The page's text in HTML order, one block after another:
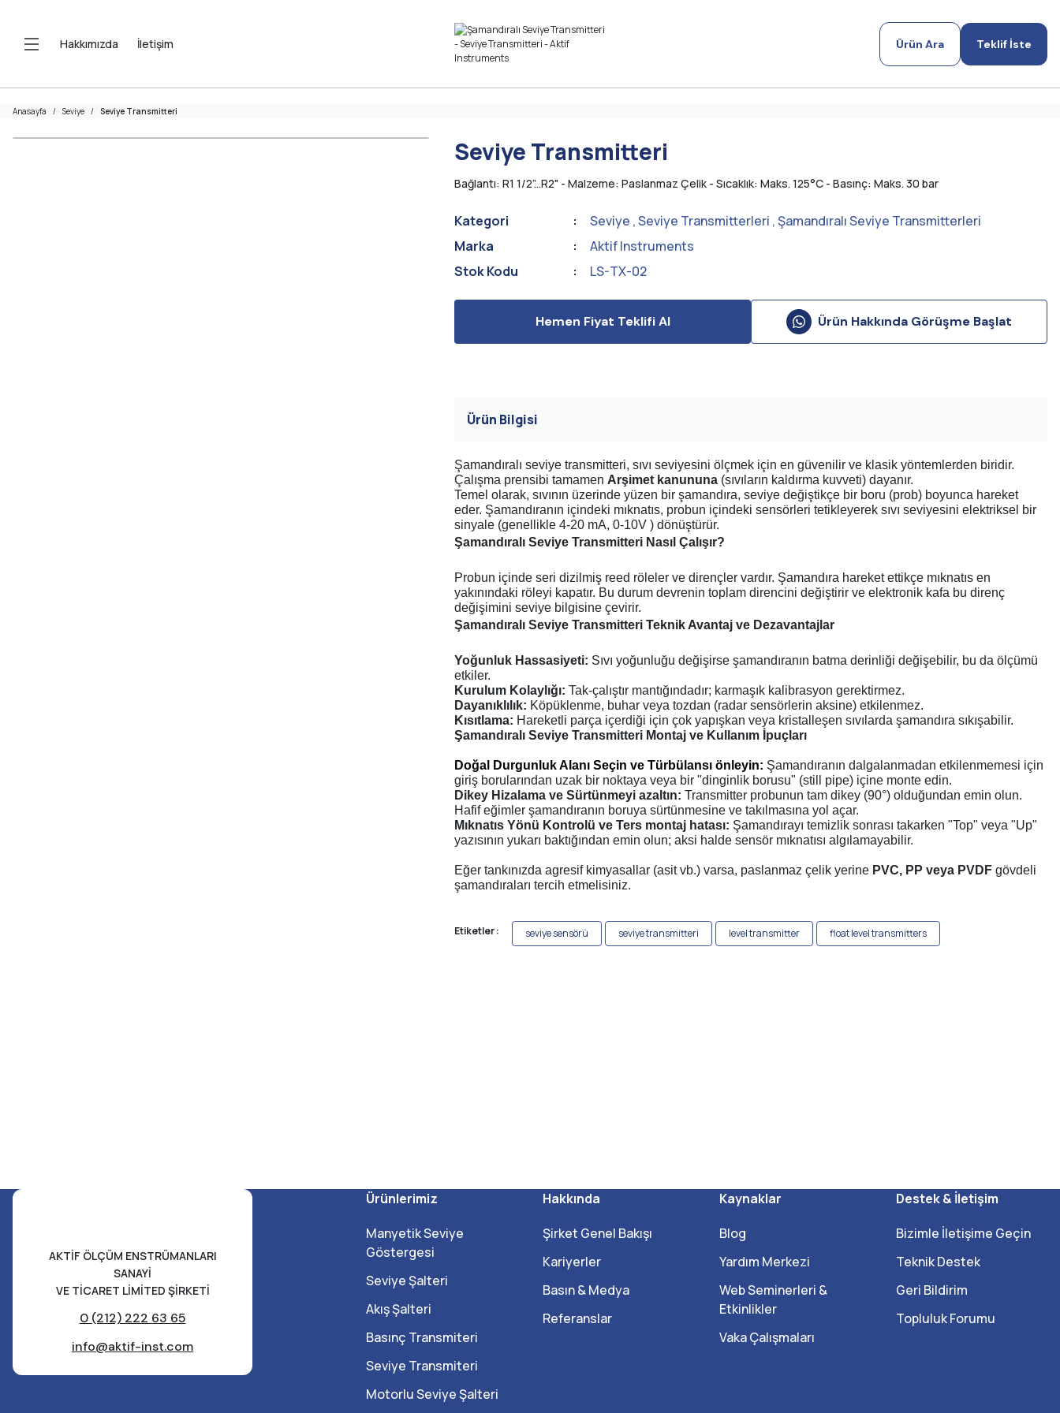
Hakkımızda İletişim Ürün Ara Teklif İste
Anasayfa Seviye Seviye Transmitteri
Seviye Transmitteri
Bağlantı: R1 1/2”...R2" - Malzeme: Paslanmaz Çelik - Sıcaklık: Maks. 125°C - Basınç: Maks. 30 bar
Kategori Seviye ,Seviye Transmitterleri ,Şamandıralı Seviye Transmitterleri
Marka
Aktif Instruments
Stok Kodu
LS-TX-02
Hemen Fiyat Teklifi Al Ürün Hakkında Görüşme Başlat
Ürün Bilgisi
Şamandıralı seviye transmitteri, sıvı seviyesini ölçmek için en güvenilir ve klasik yöntemlerden biridir.
Çalışma prensibi tamamen Arşimet kanununa (sıvıların kaldırma kuvveti) dayanır.
Temel olarak, sıvının üzerinde yüzen bir şamandıra, seviye değiştikçe bir boru (prob) boyunca hareket
eder. Şamandıranın içindeki mıknatıs, probun içindeki sensörleri tetikleyerek sıvı seviyesini elektriksel bir
sinyale (genellikle 4-20 mA, 0-10V ) dönüştürür.
Şamandıralı Seviye Transmitteri Nasıl Çalışır?
Probun içinde seri dizilmiş reed röleler ve dirençler vardır. Şamandıra hareket ettikçe mıknatıs en
yakınındaki röleyi kapatır. Bu durum devrenin toplam direncini değiştirir ve elektronik kafa bu direnç
değişimini seviye bilgisine çevirir.
Şamandıralı Seviye Transmitteri Teknik Avantaj ve Dezavantajlar
Yoğunluk Hassasiyeti: Sıvı yoğunluğu değişirse şamandıranın batma derinliği değişebilir, bu da ölçümü
etkiler.
Kurulum Kolaylığı: Tak-çalıştır mantığındadır; karmaşık kalibrasyon gerektirmez.
Dayanıklılık: Köpüklenme, buhar veya tozdan (radar sensörlerin aksine) etkilenmez.
Kısıtlama: Hareketli parça içerdiği için çok yapışkan veya kristalleşen sıvılarda şamandıra sıkışabilir.
Şamandıralı Seviye Transmitteri Montaj ve Kullanım İpuçları
Doğal Durgunluk Alanı Seçin ve Türbülansı önleyin: Şamandıranın dalgalanmadan etkilenmemesi için
giriş borularından uzak bir noktaya veya bir "dinginlik borusu" (still pipe) içine monte edin.
Dikey Hizalama ve Sürtünmeyi azaltın: Transmitter probunun tam dikey (90°) olduğundan emin olun.
Hafif eğimler şamandıranın boruya sürtünmesine ve takılmasına yol açar.
Mıknatıs Yönü Kontrolü ve Ters montaj hatası: Şamandırayı temizlik sonrası takarken "Top" veya "Up"
yazısının yukarı baktığından emin olun; aksi halde sensör mıknatısı algılamayabilir.
Eğer tankınızda agresif kimyasallar (asit vb.) varsa, paslanmaz çelik yerine PVC, PP veya PVDF gövdeli
şamandıraları tercih etmelisiniz.
Etiketler : seviye sensörü seviye transmitteri level transmitter float level transmitters
AKTİF ÖLÇÜM ENSTRÜMANLARI
SANAYİ
VE TİCARET LİMİTED ŞİRKETİ
0 (212) 222 63 65
info@aktif-inst.com
Ürünlerimiz
Manyetik Seviye
Göstergesi
Seviye Şalteri
Akış Şalteri
Basınç Transmiteri
Seviye Transmiteri
Motorlu Seviye Şalteri
Hakkında
Şirket Genel Bakışı
Kariyerler
Basın & Medya
Referanslar
Kaynaklar
Blog
Yardım Merkezi
Web Seminerleri &
Etkinlikler
Vaka Çalışmaları
Destek & İletişim
Bizimle İletişime Geçin
Teknik Destek
Geri Bildirim
Topluluk Forumu